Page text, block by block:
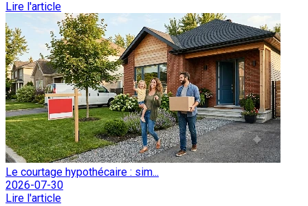
Lire l'article
Le courtage hypothécaire : sim...
2026-07-30
Lire l'article